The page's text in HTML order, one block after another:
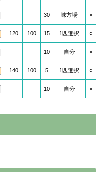
- - 30 味方場 ×
120 100 15 1匹選択 ○
- - 10 自分 ×
140 100 5 1匹選択 ○
- - 10 自分 ×